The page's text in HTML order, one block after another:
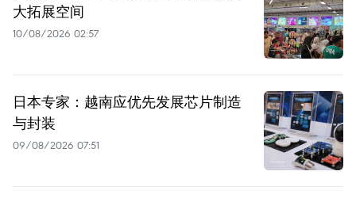
大拓展空间
10/08/2026 02:57
日本专家：越南应优先发展芯片制造
与封装
09/08/2026 07:51